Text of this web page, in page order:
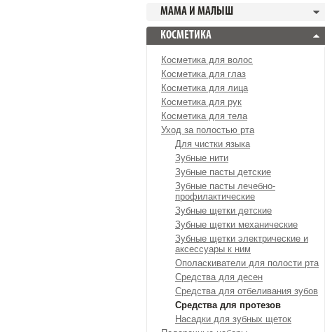
МАМА И МАЛЫШ
КОСМЕТИКА
Косметика для волос
Косметика для глаз
Косметика для лица
Косметика для рук
Косметика для тела
Уход за полостью рта
Для чистки языка
Зубные нити
Зубные пасты детские
Зубные пасты лечебно-
профилактические
Зубные щетки детские
Зубные щетки механические
Зубные щетки электрические и
аксессуары к ним
Ополаскиватели для полости рта
Средства для десен
Средства для отбеливания зубов
Средства для протезов
Насадки для зубных щеток